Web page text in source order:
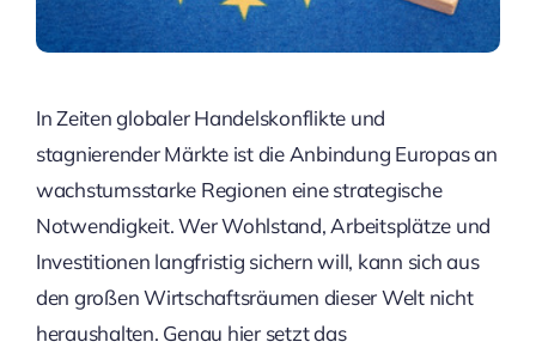
In Zeiten globaler Handelskonflikte und
stagnierender Märkte ist die Anbindung Europas an
wachstumsstarke Regionen eine strategische
Notwendigkeit. Wer Wohlstand, Arbeitsplätze und
Investitionen langfristig sichern will, kann sich aus
den großen Wirtschaftsräumen dieser Welt nicht
heraushalten. Genau hier setzt das